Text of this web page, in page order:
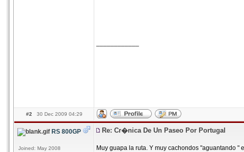
#2 30 Dec 2009 04:29
RS 800GP
Joined: May 2008
Re: Cr�nica De Un Paseo Por Portugal
Muy guapa la ruta. Y muy cachondos "aguantando "